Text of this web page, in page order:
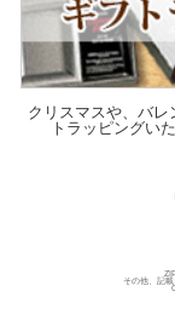
クリスマスや、バ
トラッピングい
その他、記